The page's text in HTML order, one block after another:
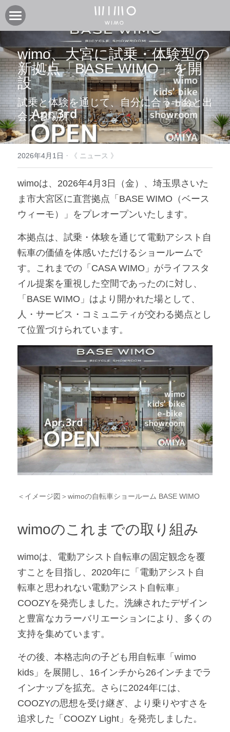
電動アシスト自転車COOZY
電動アシスト自転車COOZY Light
電動クロスバイク URBAN BELT 650
子供自転車wimo kids
外商・卸
オンラインストア
実店舗
CASA WIMO | wimo ショールーム
BASE WIMO | wimo ショールーム
取扱い販売店
取扱い店募集 | 法人問い合わせ
ニュース
お知らせ
ブログ
イベント
サポート
採用情報
保証に関して
製品関連資料
企業情報
会社紹介
コミュニティ
製品登録
アンバサダー募集
検索
wimo、大宮に試乗・体験型の
新拠点「BASE WIMO」を開
設
試乗と体験を通じて、自分に合う一台と出
会える場所
2026年4月1日 · 《 ニュース 》
wimoは、2026年4月3日（金）、埼玉県さいた
ま市大宮区に直営拠点「BASE WIMO（ベース
ウィーモ）」をプレオープンいたします。
本拠点は、試乗・体験を通じて電動アシスト自
転車の価値を体感いただけるショールームで
す。これまでの「CASA WIMO」がライフスタ
イル提案を重視した空間であったのに対し、
「BASE WIMO」はより開かれた場として、
人・サービス・コミュニティが交わる拠点とし
て位置づけられています。
＜イメージ図＞wimoの自転車ショールーム BASE WIMO
wimoのこれまでの取り組み
wimoは、電動アシスト自転車の固定観念を覆
すことを目指し、2020年に「電動アシスト自
転車と思われない電動アシスト自転車」
COOZYを発売しました。洗練されたデザイン
と豊富なカラーバリエーションにより、多くの
支持を集めています。
その後、本格志向の子ども用自転車「wimo
kids」を展開し、16インチから26インチまでラ
インナップを拡充。さらに2024年には、
COOZYの思想を受け継ぎ、より乗りやすさを
追求した「COOZY Light」を発売しました。